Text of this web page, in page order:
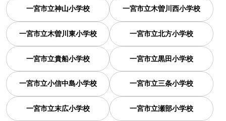
一宮市立神山小学校 一宮市立木曽川西小学校
一宮市立木曽川東小学校 一宮市立北方小学校
一宮市立貴船小学校 一宮市立黒田小学校
一宮市立小信中島小学校 一宮市立三条小学校
一宮市立末広小学校 一宮市立瀬部小学校